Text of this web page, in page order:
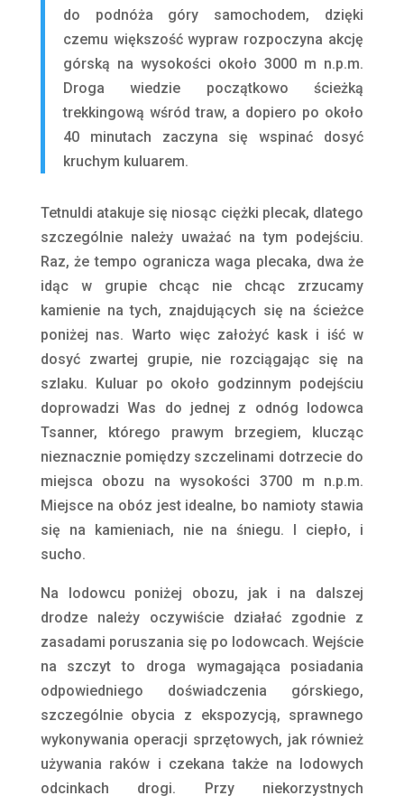
do podnóża góry samochodem, dzięki
czemu większość wypraw rozpoczyna akcję
górską na wysokości około 3000 m n.p.m.
Droga wiedzie początkowo ścieżką
trekkingową wśród traw, a dopiero po około
40 minutach zaczyna się wspinać dosyć
kruchym kuluarem.
Tetnuldi atakuje się niosąc ciężki plecak, dlatego
szczególnie należy uważać na tym podejściu.
Raz, że tempo ogranicza waga plecaka, dwa że
idąc w grupie chcąc nie chcąc zrzucamy
kamienie na tych, znajdujących się na ścieżce
poniżej nas. Warto więc założyć kask i iść w
dosyć zwartej grupie, nie rozciągając się na
szlaku. Kuluar po około godzinnym podejściu
doprowadzi Was do jednej z odnóg lodowca
Tsanner, którego prawym brzegiem, klucząc
nieznacznie pomiędzy szczelinami dotrzecie do
miejsca obozu na wysokości 3700 m n.p.m.
Miejsce na obóz jest idealne, bo namioty stawia
się na kamieniach, nie na śniegu. I ciepło, i
sucho.
Na lodowcu poniżej obozu, jak i na dalszej
drodze należy oczywiście działać zgodnie z
zasadami poruszania się po lodowcach. Wejście
na szczyt to droga wymagająca posiadania
odpowiedniego doświadczenia górskiego,
szczególnie obycia z ekspozycją, sprawnego
wykonywania operacji sprzętowych, jak również
używania raków i czekana także na lodowych
odcinkach drogi. Przy niekorzystnych